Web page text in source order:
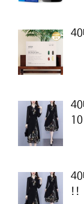
40
40
40
!!